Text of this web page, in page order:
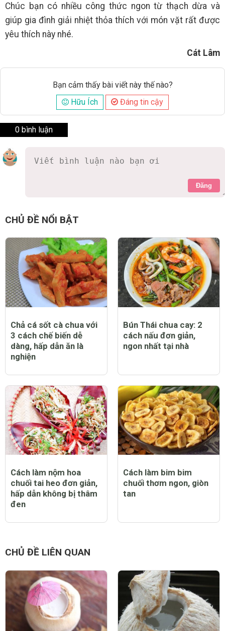
Chúc bạn có nhiều công thức ngon từ thạch dừa và
giúp gia đình giải nhiệt thỏa thích với món vặt rất được
yêu thích này nhé.
Cát Lâm
Bạn cảm thấy bài viết này thế nào?
Hữu Ích
Đáng tin cậy
0 bình luận
Đăng
CHỦ ĐỀ NỔI BẬT
Chả cá sốt cà chua với
3 cách chế biến dễ
dàng, hấp dẫn ăn là
nghiện
Bún Thái chua cay: 2
cách nấu đơn giản,
ngon nhất tại nhà
Cách làm nộm hoa
chuối tai heo đơn giản,
hấp dẫn không bị thâm
đen
Cách làm bim bim
chuối thơm ngon, giòn
tan
CHỦ ĐỀ LIÊN QUAN